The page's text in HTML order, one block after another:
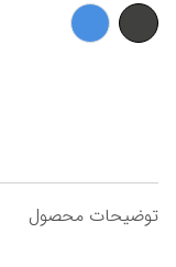
توضیحات محصول